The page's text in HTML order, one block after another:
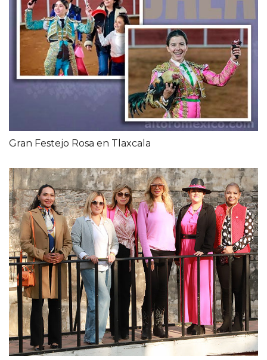
Gran Festejo Rosa en Tlaxcala